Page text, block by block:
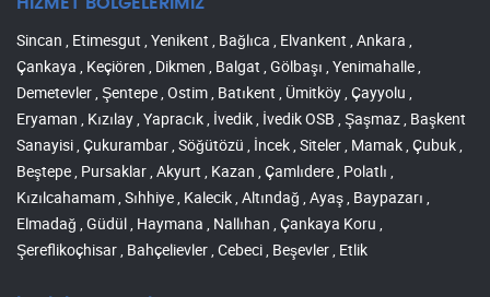
Sincan , Etimesgut , Yenikent , Bağlıca , Elvankent , Ankara ,
Çankaya , Keçiören , Dikmen , Balgat , Gölbaşı , Yenimahalle ,
Demetevler , Şentepe , Ostim , Batıkent , Ümitköy , Çayyolu ,
Eryaman , Kızılay , Yapracık , İvedik , İvedik OSB , Şaşmaz , Başkent
Sanayisi , Çukurambar , Söğütözü , İncek , Siteler , Mamak , Çubuk ,
Beştepe , Pursaklar , Akyurt , Kazan , Çamlıdere , Polatlı ,
Kızılcahamam , Sıhhiye , Kalecik , Altındağ , Ayaş , Baypazarı ,
Elmadağ , Güdül , Haymana , Nallıhan , Çankaya Koru ,
Şereflikoçhisar , Bahçelievler , Cebeci , Beşevler , Etlik